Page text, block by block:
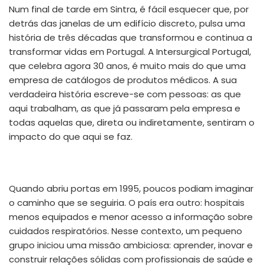
Num final de tarde em Sintra, é fácil esquecer que, por
detrás das janelas de um edifício discreto, pulsa uma
história de três décadas que transformou e continua a
transformar vidas em Portugal. A Intersurgical Portugal,
que celebra agora 30 anos, é muito mais do que uma
empresa de catálogos de produtos médicos. A sua
verdadeira história escreve-se com pessoas: as que
aqui trabalham, as que já passaram pela empresa e
todas aquelas que, direta ou indiretamente, sentiram o
impacto do que aqui se faz.
Quando abriu portas em 1995, poucos podiam imaginar
o caminho que se seguiria. O país era outro: hospitais
menos equipados e menor acesso a informação sobre
cuidados respiratórios. Nesse contexto, um pequeno
grupo iniciou uma missão ambiciosa: aprender, inovar e
construir relações sólidas com profissionais de saúde e